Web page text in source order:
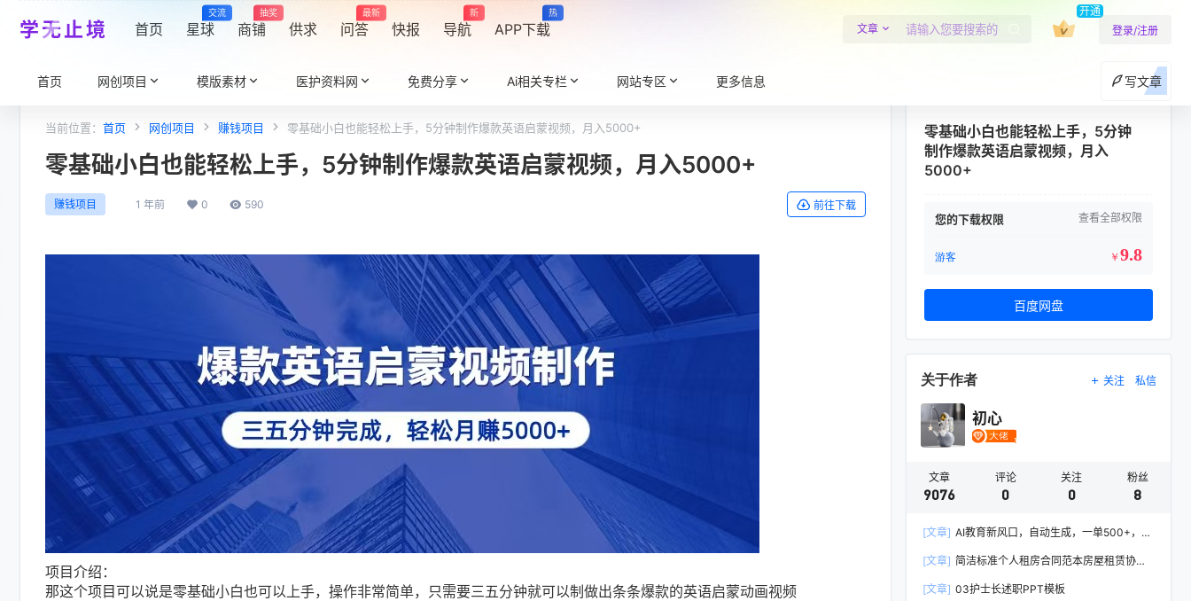
学无止境 首页 星球
交流
商铺
抽奖
供求 问答
最新
快报 导航
新
APP下载
热
文章
开通
登录/注册
首页 网创项目 模版素材 医护资料网 免费分享 Ai相关专栏 网站专区 更多信息 写文章
当前位置： 首页 网创项目 赚钱项目 零基础小白也能轻松上手，5分钟制作爆款英语启蒙视频，月入5000+
零基础小白也能轻松上手，5分钟制作爆款英语启蒙视频，月入5000+
赚钱项目 1 年前 0 590 前往下载
项目介绍：
那这个项目可以说是零基础小白也可以上手，操作非常简单，只需要三五分钟就可以制做出条条爆款的英语启蒙动画视频
零基础小白也能轻松上手，5分钟
制作爆款英语启蒙视频，月入
5000+
您的下载权限 查看全部权限
游客 ￥ 9.8
百度网盘
关于作者 关注 私信
初心
文章
9076
评论
0
关注
0
粉丝
8
[文章] AI教育新风口，自动生成，一单500+，月
[文章] 简洁标准个人租房合同范本房屋租赁协议
[文章] 03护士长述职PPT模板